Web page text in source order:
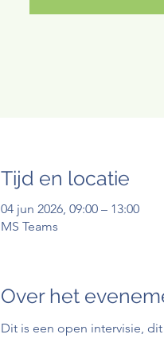
Tijd en locatie
04 jun 2026, 09:00 – 13:00
MS Teams
Over het
Dit is een open intervisie,